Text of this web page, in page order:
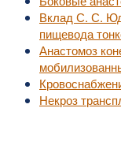
Вклад С. С.
пищевода
Анастомоз
Некроз